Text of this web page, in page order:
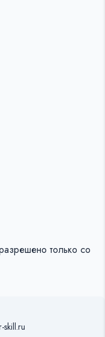
только со